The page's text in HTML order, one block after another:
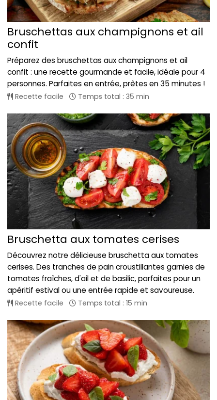
Bruschettas aux champignons et ail
confit
Préparez des bruschettas aux champignons et ail
confit : une recette gourmande et facile, idéale pour 4
personnes. Parfaites en entrée, prêtes en 35 minutes !
Recette facile Temps total : 35 min
Bruschetta aux tomates cerises
Découvrez notre délicieuse bruschetta aux tomates
cerises. Des tranches de pain croustillantes garnies de
tomates fraîches, d'ail et de basilic, parfaites pour un
apéritif estival ou une entrée rapide et savoureuse.
Recette facile Temps total : 15 min